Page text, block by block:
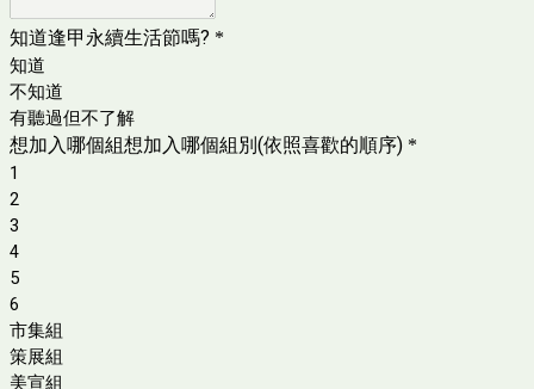
知道逢甲永續生活節嗎? *
知道
不知道
有聽過但不了解
想加入哪個組想加入哪個組別(依照喜歡的順序) *
1
2
3
4
5
6
市集組
策展組
美宣組